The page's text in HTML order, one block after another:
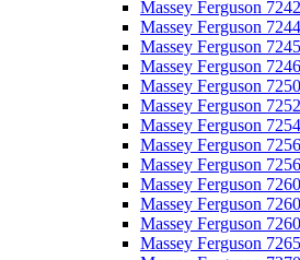
Massey Ferguson 7242
Massey Ferguson 7244
Massey Ferguson 7245
Massey Ferguson 7246
Massey Ferguson 7250
Massey Ferguson 7252
Massey Ferguson 7254
Massey Ferguson 7256
Massey Ferguson
Massey Ferguson 7260
Massey Ferguson
Massey Ferguson
Massey Ferguson 7265